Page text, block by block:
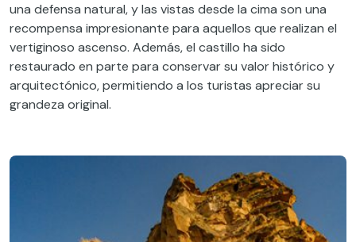
una defensa natural, y las vistas desde la cima son una
recompensa impresionante para aquellos que realizan el
vertiginoso ascenso. Además, el castillo ha sido
restaurado en parte para conservar su valor histórico y
arquitectónico, permitiendo a los turistas apreciar su
grandeza original.